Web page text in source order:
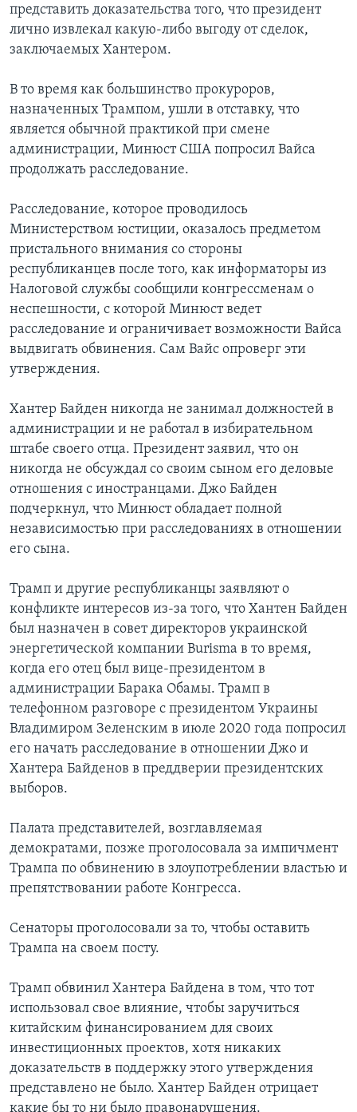
представить доказательства того, что президент
лично извлекал какую-либо выгоду от сделок,
заключаемых Хантером.
В то время как большинство прокуроров,
назначенных Трампом, ушли в отставку, что
является обычной практикой при смене
администрации, Минюст США попросил Вайса
продолжать расследование.
Расследование, которое проводилось
Министерством юстиции, оказалось предметом
пристального внимания со стороны
республиканцев после того, как информаторы из
Налоговой службы сообщили конгрессменам о
неспешности, с которой Минюст ведет
расследование и ограничивает возможности Вайса
выдвигать обвинения. Сам Вайс опроверг эти
утверждения.
Хантер Байден никогда не занимал должностей в
администрации и не работал в избирательном
штабе своего отца. Президент заявил, что он
никогда не обсуждал со своим сыном его деловые
отношения с иностранцами. Джо Байден
подчеркнул, что Минюст обладает полной
независимостью при расследованиях в отношении
его сына.
Трамп и другие республиканцы заявляют о
конфликте интересов из-за того, что Хантен Байден
был назначен в совет директоров украинской
энергетической компании Burisma в то время,
когда его отец был вице-президентом в
администрации Барака Обамы. Трамп в
телефонном разговоре с президентом Украины
Владимиром Зеленским в июле 2020 года попросил
его начать расследование в отношении Джо и
Хантера Байденов в преддверии президентских
выборов.
Палата представителей, возглавляемая
демократами, позже проголосовала за импичмент
Трампа по обвинению в злоупотреблении властью и
препятствовании работе Конгресса.
Сенаторы проголосовали за то, чтобы оставить
Трампа на своем посту.
Трамп обвинил Хантера Байдена в том, что тот
использовал свое влияние, чтобы заручиться
китайским финансированием для своих
инвестиционных проектов, хотя никаких
доказательств в поддержку этого утверждения
представлено не было. Хантер Байден отрицает
какие бы то ни было правонарушения.